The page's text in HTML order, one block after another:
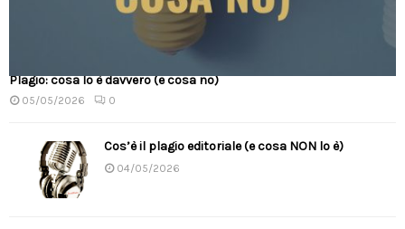
Plagio: cosa lo è davvero (e cosa no)
05/05/2026 0
Cos’è il plagio editoriale (e cosa NON lo è)
04/05/2026